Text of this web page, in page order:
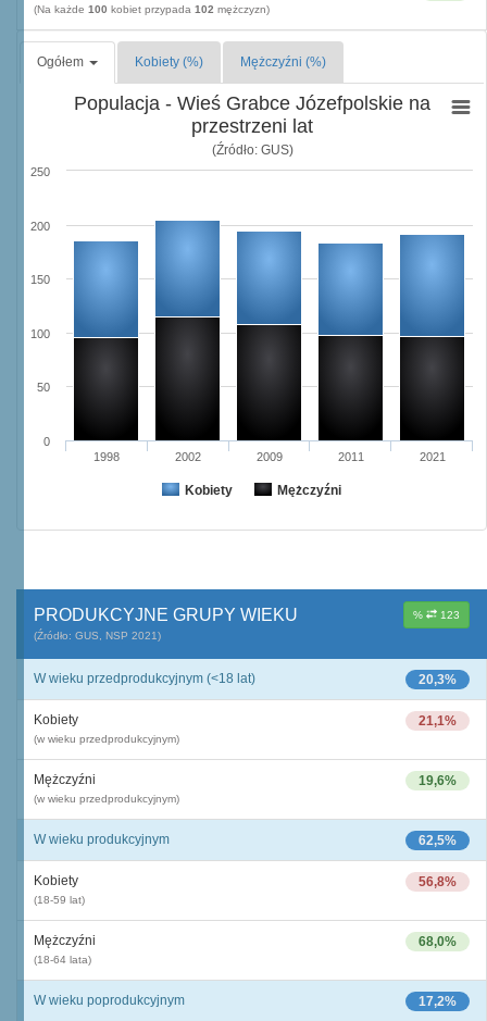
(Na każde 100 kobiet przypada 102 mężczyzn)
Ogółem Kobiety (%) Mężczyźni (%)
Populacja - Wieś Grabce Józefpolskie na
przestrzeni lat
(Źródło: GUS)
Kobiety Mężczyźni
1998 2002 2009 2011 2021
0
50
100
150
200
250
% 123
PRODUKCYJNE GRUPY WIEKU
(Źródło: GUS, NSP 2021)
20,3%
W wieku przedprodukcyjnym (<18 lat)
21,1%
Kobiety
(w wieku przedprodukcyjnym)
19,6%
Mężczyźni
(w wieku przedprodukcyjnym)
62,5%
W wieku produkcyjnym
56,8%
Kobiety
(18-59 lat)
68,0%
Mężczyźni
(18-64 lata)
17,2%
W wieku poprodukcyjnym